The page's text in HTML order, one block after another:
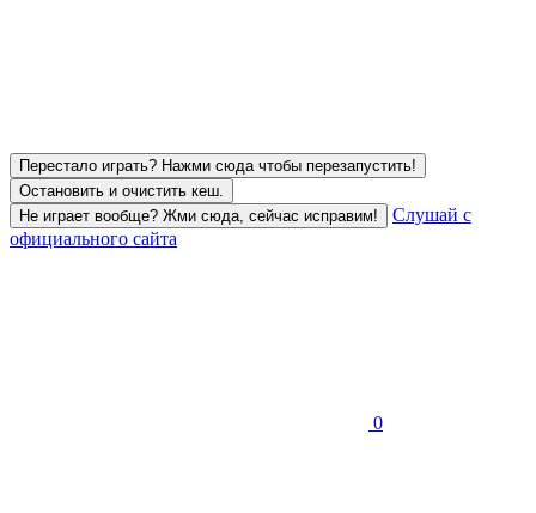
Перестало играть? Нажми сюда чтобы перезапустить!
Остановить и очистить кеш.
Не играет вообще? Жми сюда, сейчас исправим!
Слушай с
официального сайта
0